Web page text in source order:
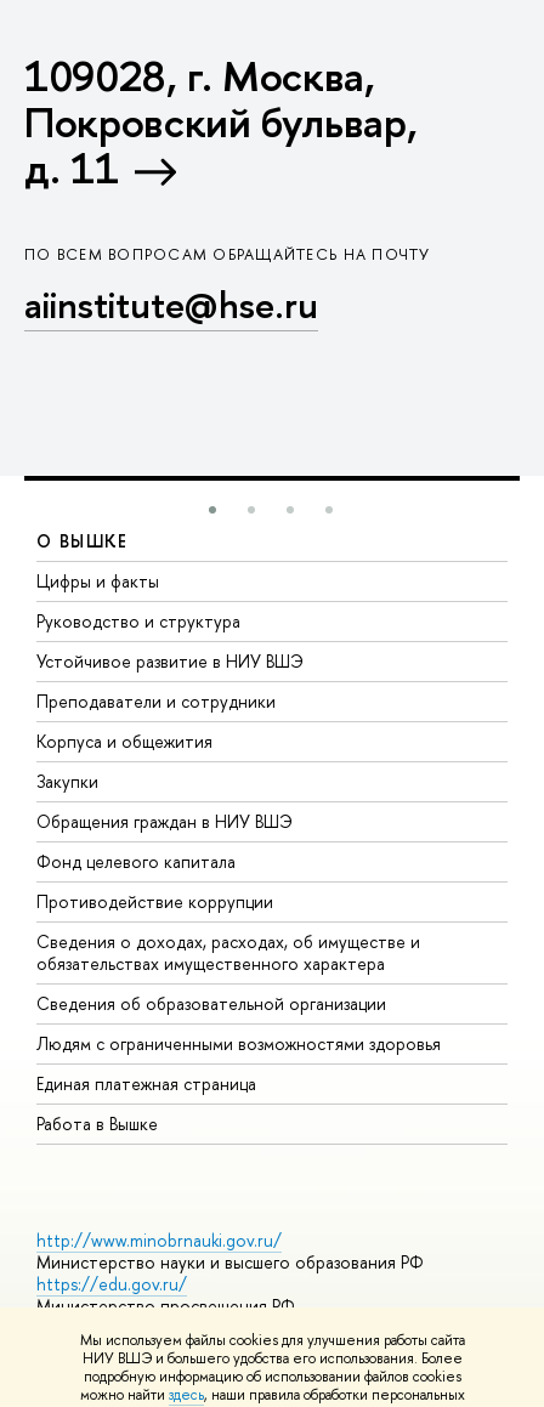
Мы используем файлы cookies для улучшения работы сайта
НИУ ВШЭ и большего удобства его использования. Более
подробную информацию об использовании файлов cookies
можно найти здесь, наши правила обработки персональных
109028, г. Москва,
Покровский бульвар,
д. 11
ПО ВСЕМ ВОПРОСАМ ОБРАЩАЙТЕСЬ НА ПОЧТУ
aiinstitute@hse.ru
О ВЫШКЕ
Цифры и факты
Руководство и структура
Устойчивое развитие в НИУ ВШЭ
Преподаватели и сотрудники
Корпуса и общежития
Закупки
Обращения граждан в НИУ ВШЭ
Фонд целевого капитала
Противодействие коррупции
Сведения о доходах, расходах, об имуществе и
обязательствах имущественного характера
Сведения об образовательной организации
Людям с ограниченными возможностями здоровья
Единая платежная страница
Работа в Вышке
http://www.minobrnauki.gov.ru/
Министерство науки и высшего образования РФ
https://edu.gov.ru/
Министерство просвещения РФ
Массовые открытые онлайн-курсы